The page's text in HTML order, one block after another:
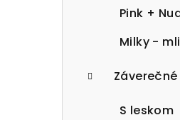
Pink +
Milky -
S leskom